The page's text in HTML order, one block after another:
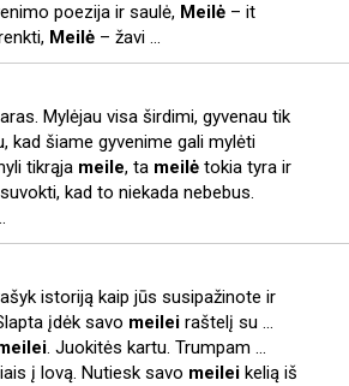
poezija ir saulė, Meilė – it
Meilė – žavi ...
Mylėjau visa širdimi, gyvenau tik
kad šiame gyvenime gali mylėti
tikrąja meile, ta meilė tokia tyra ir
kad to niekada nebebus.
istoriją kaip jūs susipažinote ir
įdėk savo meilei raštelį su ...
. Juokitės kartu. Trumpam ...
į lovą. Nutiesk savo meilei kelią iš